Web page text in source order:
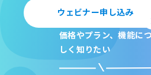
ウェビナー申し込み
価格やプラン、機能に
しく知りたい